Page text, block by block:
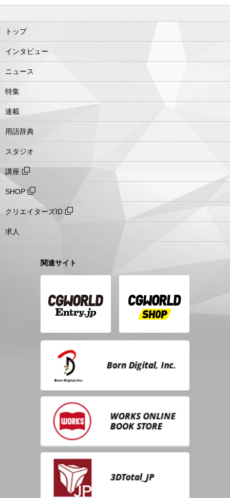
トップ
インタビュー
ニュース
特集
連載
用語辞典
スタジオ
講座
SHOP
クリエイターズID
求人
関連サイト